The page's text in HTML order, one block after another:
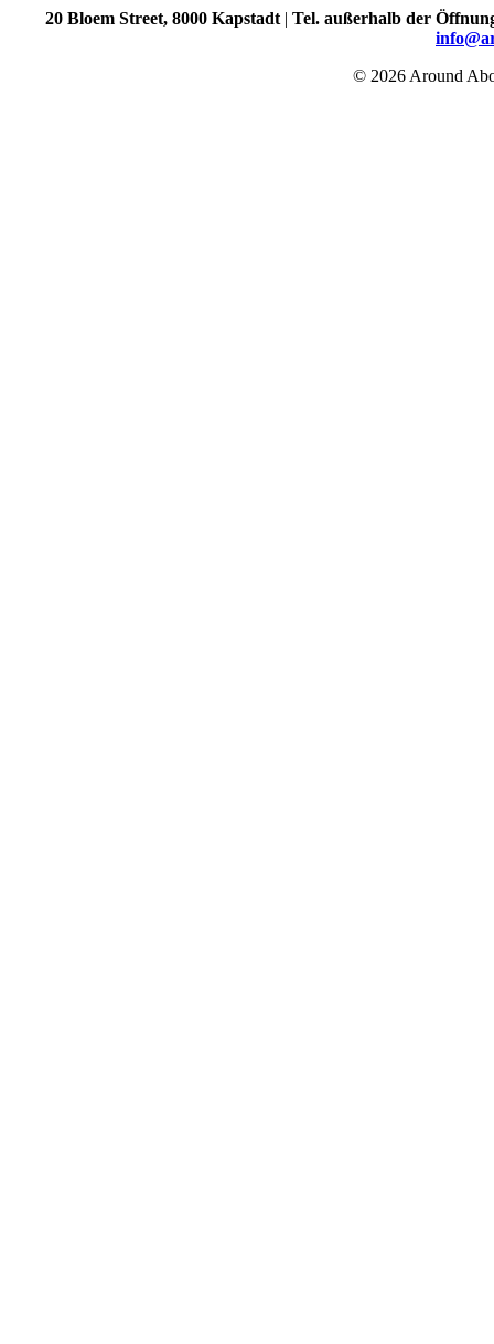
20 Bloem Street, 8000 Kapstadt | Tel. außerhalb der
© 2026 Around